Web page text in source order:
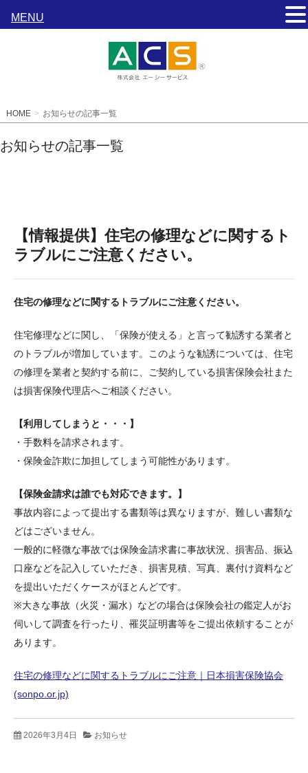
HOME お知らせの記事一覧
お知らせの記事一覧
【情報提供】住宅の修理などに関するト
ラブルにご注意ください。
住宅の修理などに関するトラブルにご注意ください。
住宅修理などに関し、「保険が使える」と言って勧誘する業者と
のトラブルが増加しています。このような勧誘については、住宅
の修理を業者と契約する前に、ご契約している損害保険会社また
は損害保険代理店へご相談ください。
【利用してしまうと・・・】
・手数料を請求されます。
・保険金詐欺に加担してしまう可能性があります。
【保険金請求は誰でも対応できます。】
事故内容によって提出する書類等は異なりますが、難しい書類な
どはございません。
一般的に軽微な事故では保険金請求書に事故状況、損害品、振込
口座などを記入していただき、損害見積、写真、裏付け資料など
を提出いただくケースがほとんどです。
※大きな事故（火災・漏水）などの場合は保険会社の鑑定人がお
伺いして調査を行ったり、罹災証明書等をご提出依頼することが
あります。
住宅の修理などに関するトラブルにご注意｜日本損害保険協会
(sonpo.or.jp)
2026年3月4日 お知らせ
MENU